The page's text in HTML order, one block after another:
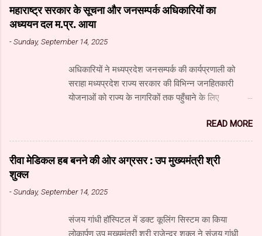
महाराष्ट्र सरकार के सूचना और जनसम्पर्क अधिकारियों का
अध्ययन दल म.प्र. आया
-Sunday, September 14, 2025
अधिकारियों ने मध्यप्रदेश जनसम्पर्क की कार्यप्रणाली को
सराहा मध्यप्रदेश राज्य सरकार की विभिन्न जनहितकारी
योजनाओं को राज्य के नागरिकों तक पहुँचाने के लिए
उपयोग कर रहा है। यहाँ पारंपरिक माध्यमों के साथ नवीनतम
डिजिटल और सोशल मीडिया का भी प्रभावी ढंग से उपयोग
किया जा रहा है। महाराष्ट्र सरकार के सूचना और जनसंपर्क
महानिदेशालय के वरिष्ठ अधिकारियों के अध्ययन दल ने
विभाग एवं माध्यम संस्थान के कार्यों की विस्तृत जानकारी प्राप्त
उपसंचालक (प्रशासन) श्री गोविंद अहंकारी, वरिष्ठ सहायक
READ MORE
रीवा मेडिकल हब बनने की ओर अग्रसर : उप मुख्यमंत्री श्री
शुक्ल
-Sunday, September 14, 2025
संजय गांधी हॉस्पिटल में डक्ट कूलिंग सिस्टम का किया
लोकार्पण उप मुख्यमंत्री श्री राजेन्द्र शुक्ल ने संजय गांधी